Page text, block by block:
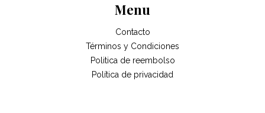
Menu
Contacto
Términos y Condiciones
Politica de reembolso
Política de privacidad